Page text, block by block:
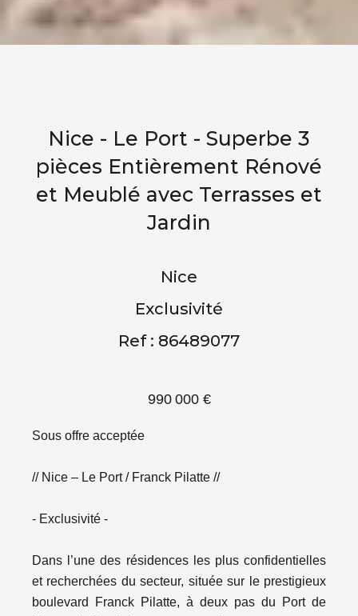
Nice - Le Port - Superbe 3
pièces Entièrement Rénové
et Meublé avec Terrasses et
Jardin
Nice
Exclusivité
Ref : 86489077
990 000 €
Sous offre acceptée
// Nice – Le Port / Franck Pilatte //
- Exclusivité -
Dans l’une des résidences les plus confidentielles
et recherchées du secteur, située sur le prestigieux
boulevard Franck Pilatte, à deux pas du Port de